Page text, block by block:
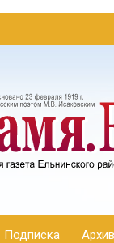
Подписка